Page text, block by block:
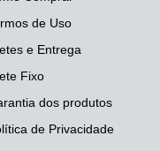
de Uso
e Entrega
Fixo
dos produtos
de Privacidade